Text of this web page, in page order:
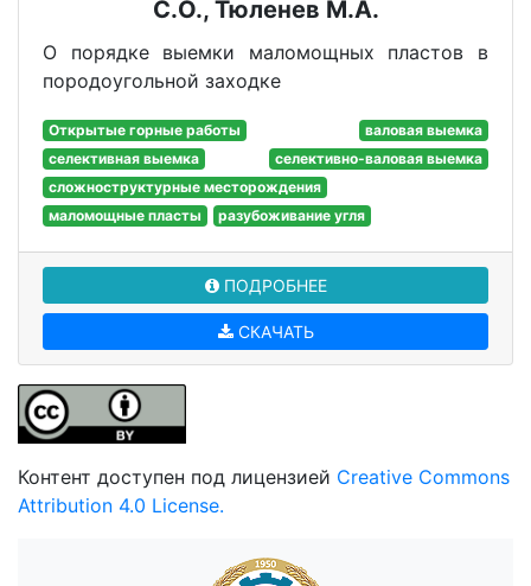
С.О., Тюленев М.А.
О порядке выемки маломощных пластов в
породоугольной заходке
Открытые горные работы
валовая выемка
селективная выемка
селективно-валовая выемка
сложноструктурные месторождения
маломощные пласты
разубоживание угля
ПОДРОБНЕЕ
СКАЧАТЬ
Контент доступен под лицензией Creative Commons
Attribution 4.0 License.